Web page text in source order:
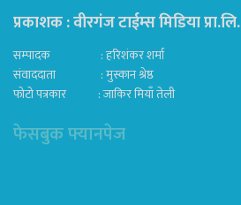
प्रकाशक : वीरगंज टाईम्स मिडिया प्रा‍.लि.
सम्पादक : हरिशंकर शर्मा
संवाददाता : मुस्कान श्रेष्ठ
फोटो पत्रकार : जाकिर मियाँ तेली
फेसबुक फ्यानपेज